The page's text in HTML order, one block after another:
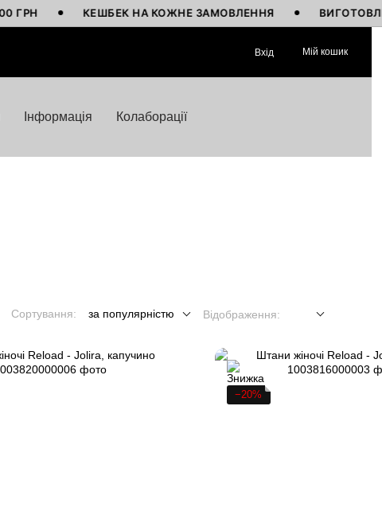
КЕШБЕК НА КОЖНЕ ЗАМОВЛЕННЯ ВИГОТОВЛЕНО В
Вхід Мій кошик
Інформація Колаборації
Сортування: за популярністю Відображення:
−20%